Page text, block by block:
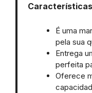
É uma
pela sua
Entrega
perfeita
Oferece